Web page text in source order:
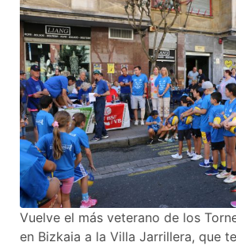
Vuelve el más veterano de los
en Bizkaia a la Villa Jarrillera, que